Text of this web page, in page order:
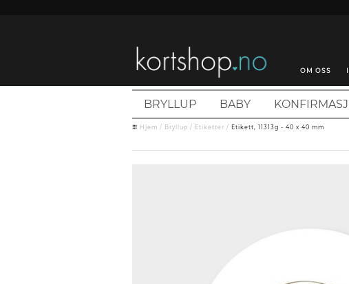
OM OSS
BRYLLUP BABY
Hjem / Bryllup / Etiketter / Etikett, 11313g - 40 x 40 mm